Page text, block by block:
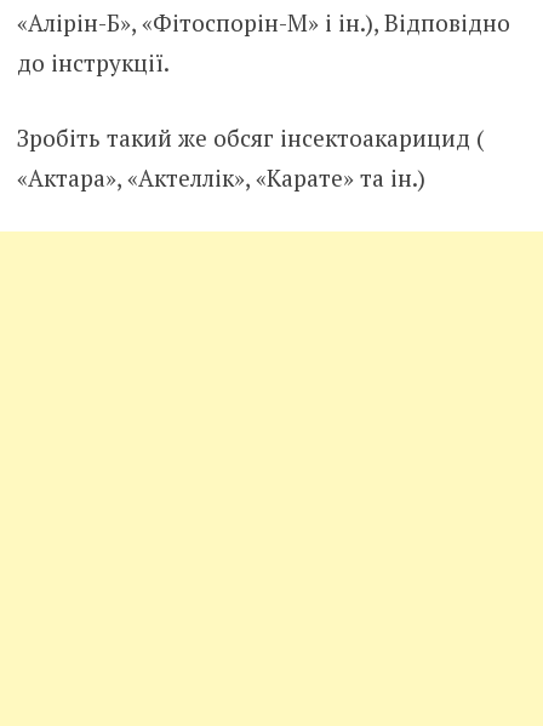
«Алірін-Б», «Фітоспорін-М» і ін.), Відповідно
до інструкції.
Зробіть такий же обсяг інсектоакарицид (
«Актара», «Актеллік», «Карате» та ін.)